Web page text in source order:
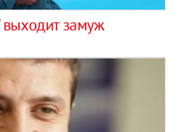
замуж